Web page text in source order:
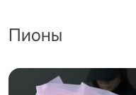
Пионы